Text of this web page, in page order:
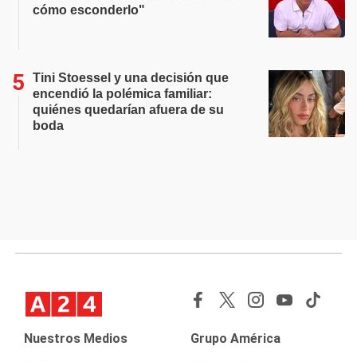
cómo esconderlo"
Tini Stoessel y una decisión que
encendió la polémica familiar:
quiénes quedarían afuera de su
boda
Nuestros Medios Grupo América